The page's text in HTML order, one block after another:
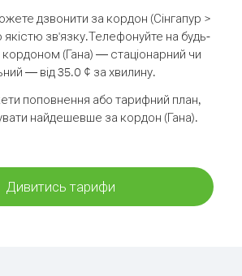
дзвонити за кордон (Сінгапур >
якістю зв'язку.Телефонуйте на будь-
(Гана) — стаціонарний чи
— від 35.0 ¢ за хвилину.
поповнення або тарифний план,
найдешевше за кордон (Гана).
Дивитись тарифи